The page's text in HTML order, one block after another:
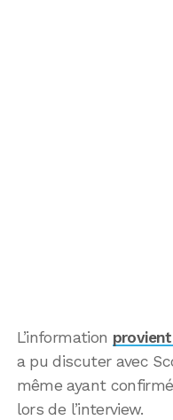
L’information
a pu discuter avec
même ayant
lors de l’interview.